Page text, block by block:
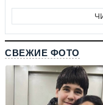
СВЕЖИЕ ФОТО